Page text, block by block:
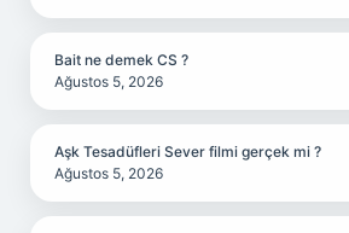
Bait ne demek CS ?
Ağustos 5, 2026
Aşk Tesadüfleri Sever filmi gerçek mi ?
Ağustos 5, 2026